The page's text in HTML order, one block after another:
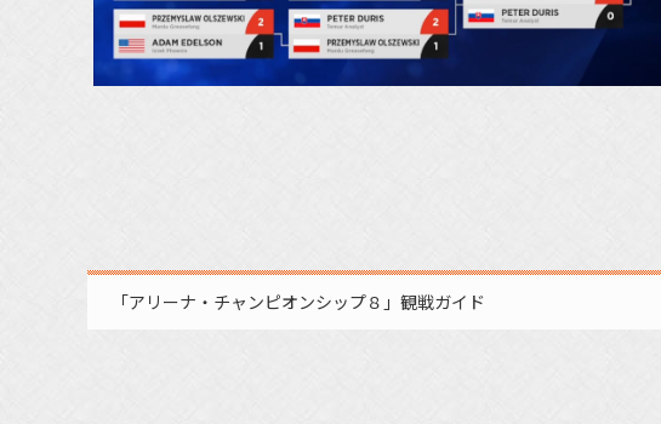
「アリーナ・チャンピオンシップ８」観戦ガイド